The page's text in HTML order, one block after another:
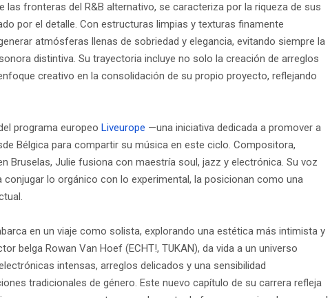
las fronteras del R&B alternativo, se caracteriza por la riqueza de sus
por el detalle. Con estructuras limpias y texturas finamente
atmósferas llenas de sobriedad y elegancia, evitando siempre la
distintiva. Su trayectoria incluye no solo la creación de arreglos
creativo en la consolidación de su propio proyecto, reflejando
programa europeo Liveurope —una iniciativa dedicada a promover a
Bélgica para compartir su música en este ciclo. Compositora,
Bruselas, Julie fusiona con maestría soul, jazz y electrónica. Su voz
conjugar lo orgánico con lo experimental, la posicionan como una
en un viaje como solista, explorando una estética más intimista y
belga Rowan Van Hoef (ECHT!, TUKAN), da vida a un universo
intensas, arreglos delicados y una sensibilidad
tradicionales de género. Este nuevo capítulo de su carrera refleja